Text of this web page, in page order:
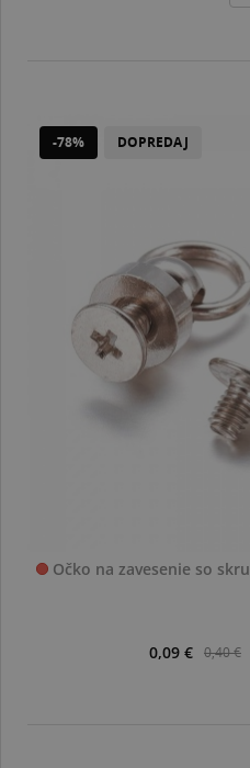
-78% DOPREDAJ
Očko na zavesenie so
0,09 € 0,40 €